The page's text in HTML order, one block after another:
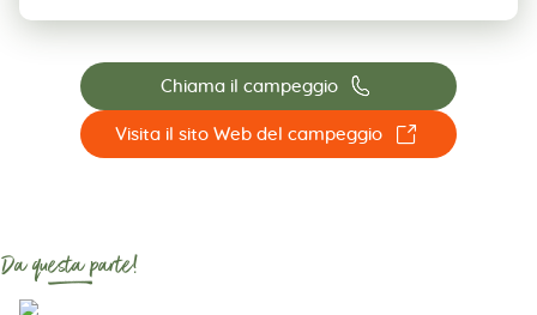
Chiama il campeggio 📞
Visita il sito Web del campeggio ☐
Da questa parte!